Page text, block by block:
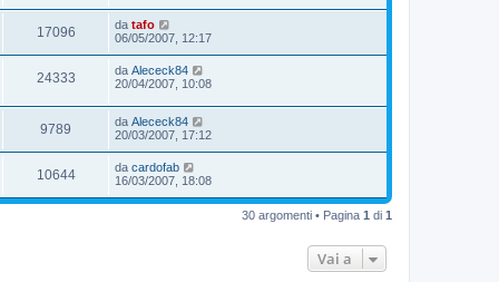
17096 da tafo
06/05/2007, 12:17
24333 da Alececk84
20/04/2007, 10:08
9789 da Alececk84
20/03/2007, 17:12
10644 da cardofab
16/03/2007, 18:08
30 argomenti • Pagina 1 di 1
Vai a